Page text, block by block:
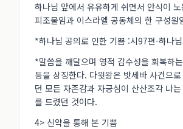
하나님 앞에서 유유하게 쉬면서 안식이
피조물임과 이스라엘 공동체의 한 구성원
*하나님 공의로 인한 기쁨 :시97편-하나
*말씀을 깨달으며 영적 감수성을 회복하
등을 상징한다. 다윗왕은 밧세바 사건으
던 모든 자존감과 자긍심이 산산조각 나
를 드렸던 것이다.
4> 신약을 통해 본 기쁨